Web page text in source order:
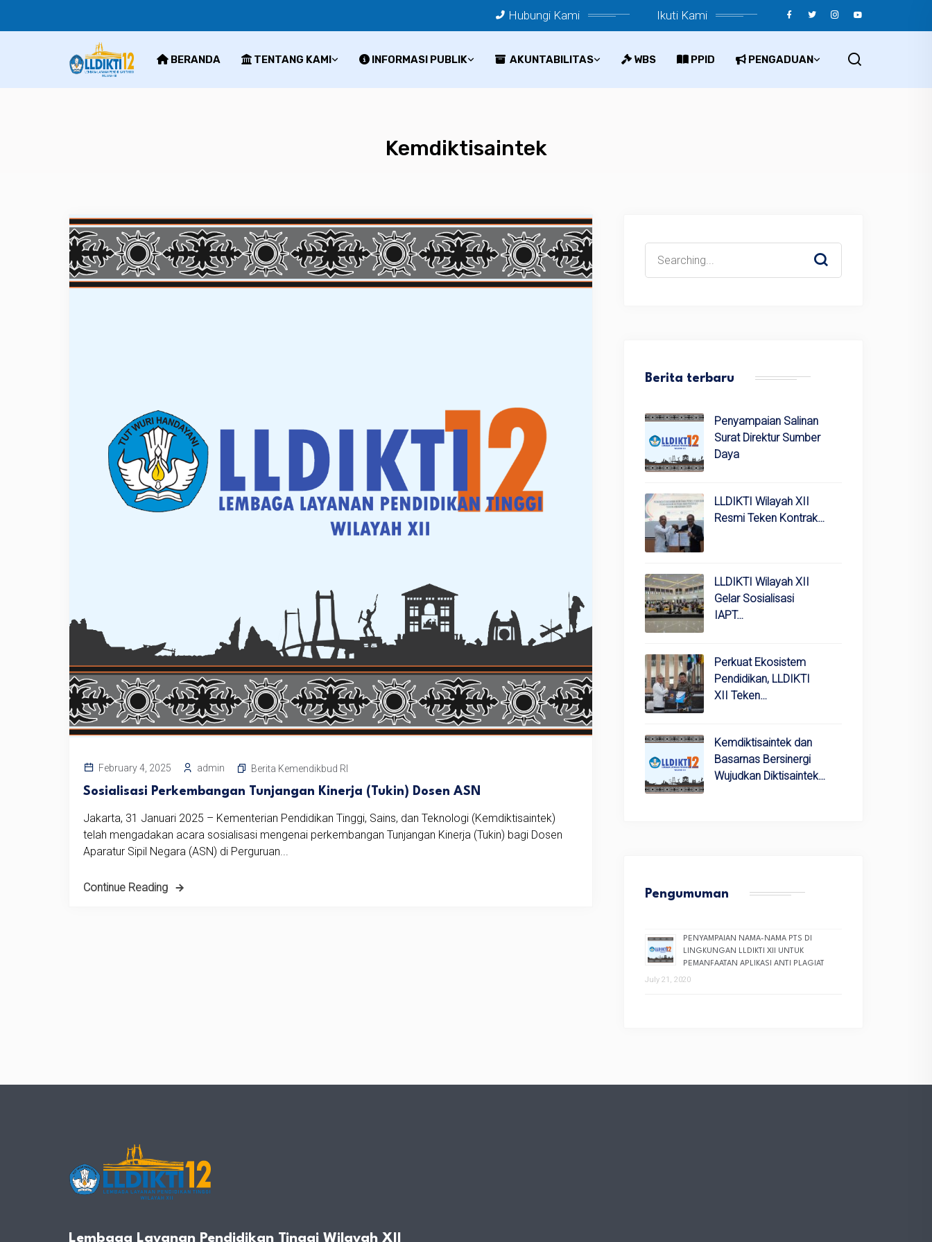
Hubungi Kami Ikuti Kami
BERANDA TENTANG KAMI INFORMASI PUBLIK AKUNTABILITAS WBS PPID PENGADUAN
Kemdiktisaintek
February 4, 2025 admin Berita Kemendikbud RI
Sosialisasi Perkembangan Tunjangan Kinerja (Tukin) Dosen ASN
Jakarta, 31 Januari 2025 – Kementerian Pendidikan Tinggi, Sains, dan Teknologi (Kemdiktisaintek)
telah mengadakan acara sosialisasi mengenai perkembangan Tunjangan Kinerja (Tukin) bagi Dosen
Aparatur Sipil Negara (ASN) di Perguruan...
Continue Reading
for:
Berita terbaru
Penyampaian Salinan
Surat Direktur Sumber
Daya
LLDIKTI Wilayah XII
Resmi Teken Kontrak…
LLDIKTI Wilayah XII
Gelar Sosialisasi
IAPT…
Perkuat Ekosistem
Pendidikan, LLDIKTI
XII Teken…
Kemdiktisaintek dan
Basarnas Bersinergi
Wujudkan Diktisaintek…
Pengumuman
PENYAMPAIAN NAMA-NAMA PTS DI
LINGKUNGAN LLDIKTI XII UNTUK
PEMANFAATAN APLIKASI ANTI PLAGIAT
July 21, 2020
Lembaga Layanan Pendidikan Tinggi Wilayah XII